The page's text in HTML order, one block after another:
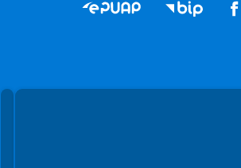
Spełniamy standardy WCAG 2.2
Spełniamy standardy W3C